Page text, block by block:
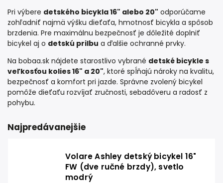
Pri výbere detského bicykla 16" alebo 20" odporúčame
zohľadniť najmä výšku dieťaťa, hmotnosť bicykla a spôsob
brzdenia. Pre maximálnu bezpečnosť je dôležité doplniť
bicykel aj o detskú prilbu a ďalšie ochranné prvky.
Na bobaa.sk nájdete starostlivo vybrané detské bicykle s
veľkosťou kolies 16" a 20", ktoré spĺňajú nároky na kvalitu,
bezpečnosť a komfort pri jazde. Správne zvolený bicykel
pomôže dieťaťu rozvíjať zručnosti, sebadôveru a radosť z
pohybu.
Najpredávanejšie
Volare Ashley detský bicykel 16"
FW (dve ručné brzdy), svetlo
modrý